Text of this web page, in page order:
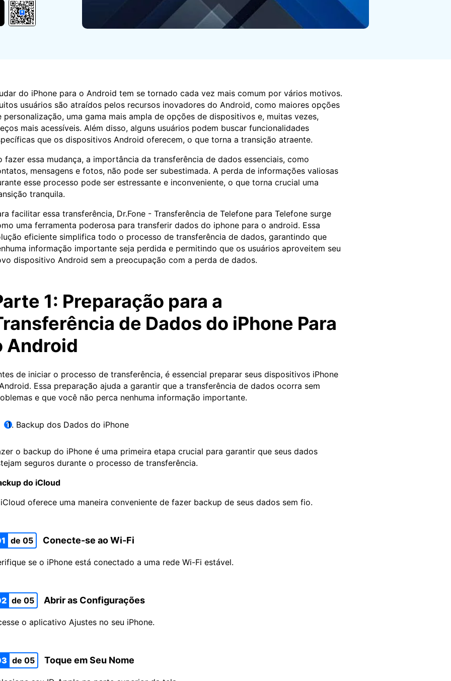
iTunes
Apagador de Dados
Apagar
dados
Apagar
dados
Mudar Localização iOS e
do iPhone para o Android tem se tornado cada vez mais comum por vários motivos.
usuários são atraídos pelos recursos inovadores do Android, como maiores opções
personalização, uma gama mais ampla de opções de dispositivos e, muitas vezes,
mais acessíveis. Além disso, alguns usuários podem buscar funcionalidades
que os dispositivos Android oferecem, o que torna a transição atraente.
fazer essa mudança, a importância da transferência de dados essenciais, como
mensagens e fotos, não pode ser subestimada. A perda de informações valiosas
esse processo pode ser estressante e inconveniente, o que torna crucial uma
tranquila.
facilitar essa transferência, Dr.Fone - Transferência de Telefone para Telefone surge
uma ferramenta poderosa para transferir dados do iphone para o android. Essa
eficiente simplifica todo o processo de transferência de dados, garantindo que
informação importante seja perdida e permitindo que os usuários aproveitem seu
dispositivo Android sem a preocupação com a perda de dados.
1: Preparação para a
de Dados do iPhone Para
Android
de iniciar o processo de transferência, é essencial preparar seus dispositivos iPhone
Essa preparação ajuda a garantir que a transferência de dados ocorra sem
e que você não perca nenhuma informação importante.
Backup dos Dados do iPhone
o backup do iPhone é uma primeira etapa crucial para garantir que seus dados
seguros durante o processo de transferência.
do iCloud
oferece uma maneira conveniente de fazer backup de seus dados sem fio.
de 05 Conecte-se ao Wi-Fi
se o iPhone está conectado a uma rede Wi-Fi estável.
de 05 Abrir as Configurações
o aplicativo Ajustes no seu iPhone.
de 05 Toque em Seu Nome